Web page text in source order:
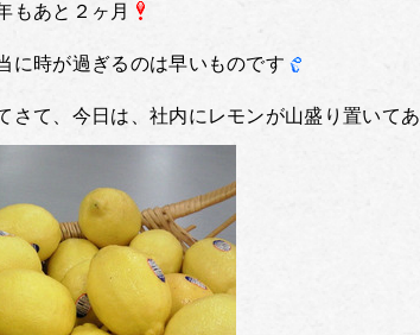
もあと２ヶ月
に時が過ぎるのは早いものです
さて、今日は、社内にレモンが山盛り置いてあ